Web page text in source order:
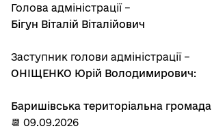
Голова адміністрації –
Бігун Віталій Віталійович
Заступник голови адміністрації –
ОНІЩЕНКО Юрій Володимирович:
Баришівська територіальна громада
📆 09.09.2026